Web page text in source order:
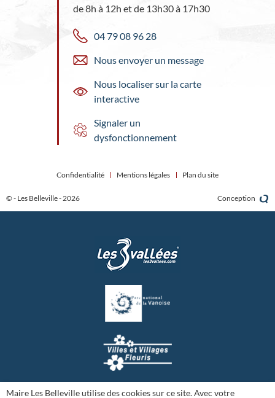
de 8h à 12h et de 13h30 à 17h30
04 79 08 96 28
Nous envoyer un message
Nous localiser sur la carte
interactive
Signaler un
dysfonctionnement
© - Les Belleville - 2026
Confidentialité Mentions légales Plan du site
Conception
Maire Les Belleville utilise des cookies sur ce site. Avec votre